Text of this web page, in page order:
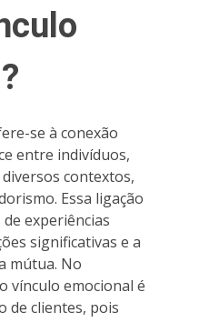
se à conexão
entre indivíduos,
contextos,
Essa ligação
experiências
significativas e a
mútua. No
vínculo emocional é
de clientes, pois